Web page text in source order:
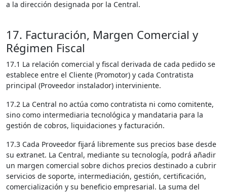
a la dirección designada por la Central.
17. Facturación, Margen Comercial y
Régimen Fiscal
17.1 La relación comercial y fiscal derivada de cada pedido se
establece entre el Cliente (Promotor) y cada Contratista
principal (Proveedor instalador) interviniente.
17.2 La Central no actúa como contratista ni como comitente,
sino como intermediaria tecnológica y mandataria para la
gestión de cobros, liquidaciones y facturación.
17.3 Cada Proveedor fijará libremente sus precios base desde
su extranet. La Central, mediante su tecnología, podrá añadir
un margen comercial sobre dichos precios destinado a cubrir
servicios de soporte, intermediación, gestión, certificación,
comercialización y su beneficio empresarial. La suma del